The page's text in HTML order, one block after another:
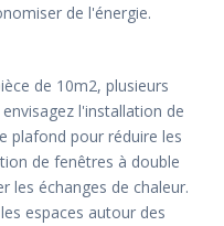
de l'énergie.
de 10m2, plusieurs
l'installation de
plafond pour réduire les
de fenêtres à double
les échanges de chaleur.
espaces autour des